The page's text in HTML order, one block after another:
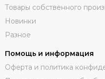
Товары собственного
Новинки
Разное
Помощь и информация
Оферта и политика